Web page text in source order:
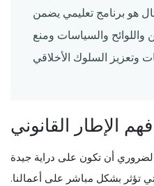
هو برنامج تعليمي يضمن
واللوائح والسياسات ومنع
فهم الإطار القانوني
أن تكون على دراية جيدة
تؤثر بشكل مباشر على أعمالنا.